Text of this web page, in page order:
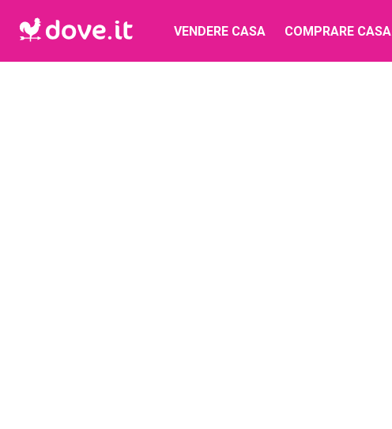
VENDERE CASA COMPRARE CASA